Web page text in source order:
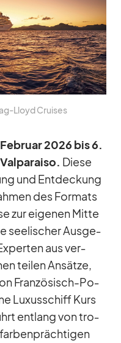
Lloyd Crui­ses
2026 bis 6.
Diese
und Ent­de­ckung
des For­mats
zur ei­ge­nen Mitte
see­li­scher Aus­ge­
aus ver­
tei­len An­sätze,
Fran­zö­sisch-Po­
Lu­xus­schiff Kurs
ent­lang von tro­